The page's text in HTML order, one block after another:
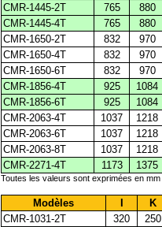
CMR-1445-2T
765 880
CMR-1445-4T
765 880
CMR-1650-2T
832 970
CMR-1650-4T
832 970
CMR-1650-6T
832 970
CMR-1856-4T
925 1084
CMR-1856-6T
925 1084
CMR-2063-4T
1037 1218
CMR-2063-6T
1037 1218
CMR-2063-8T
1037 1218
CMR-2271-4T
1173 1375
Toutes les valeurs sont exprimées en mm
Modèles
I K
CMR-1031-2T
320 250